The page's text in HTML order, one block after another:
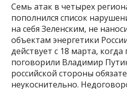
Семь атак в четырех
пополнился список
на себя Зеленским, не
объектам энергетики
действует с 18 марта,
поговорили Владимир
российской стороны
неукоснительно.